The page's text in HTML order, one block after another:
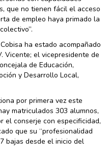
que no tienen fácil el acceso
de empleo haya primado la
ha estado acompañado
Vicente; el vicepresidente de
de Educación,
y Desarrollo Local,
por primera vez este
matriculados 303 alumnos,
el conserje con especificidad,
que su “profesionalidad
bajas desde el inicio del